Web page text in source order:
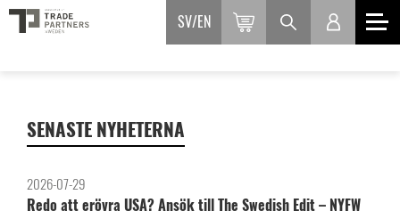
SV EN
SENASTE NYHETERNA
2026-07-29
Redo att erövra USA? Ansök till The Swedish Edit – NYFW